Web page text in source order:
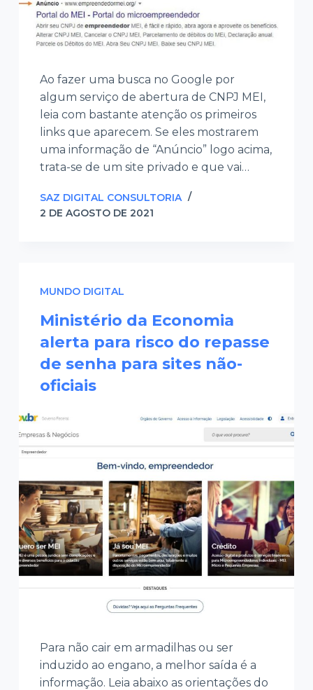
Ao fazer uma busca no Google por
algum serviço de abertura de CNPJ MEI,
leia com bastante atenção os primeiros
links que aparecem. Se eles mostrarem
uma informação de “Anúncio” logo acima,
trata-se de um site privado e que vai…
SAZ DIGITAL CONSULTORIA
2 DE AGOSTO DE 2021
MUNDO DIGITAL
Ministério da Economia
alerta para risco do repasse
de senha para sites não-
oficiais
Para não cair em armadilhas ou ser
induzido ao engano, a melhor saída é a
informação. Leia abaixo as orientações do